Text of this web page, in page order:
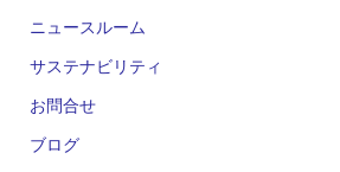
ニュースルーム
サステナビリティ
お問合せ
ブログ